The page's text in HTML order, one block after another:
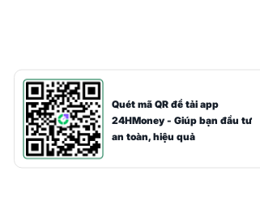
Quét mã QR để tải app
24HMoney - Giúp bạn đầu tư
an toàn, hiệu quả